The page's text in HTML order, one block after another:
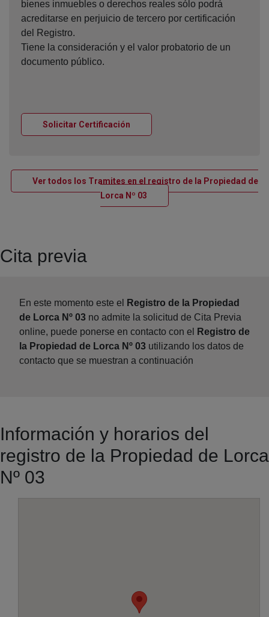
bienes inmuebles o derechos reales sólo podrá
acreditarse en perjuicio de tercero por certificación
del Registro.
Tiene la consideración y el valor probatorio de un
documento público.
Solicitar Certificación
Ver todos los Tramites en el registro de la Propiedad de
Lorca Nº 03 Ventana nueva
Cita previa
En este momento este el
Registro de la Propiedad
de Lorca Nº 03 no admite la solicitud de Cita Previa
online, puede ponerse en contacto con el
Registro de
la Propiedad de Lorca Nº 03 utilizando los datos de
contacto que se muestran a continuación
Información y horarios del
registro de la Propiedad de Lorca
Nº 03